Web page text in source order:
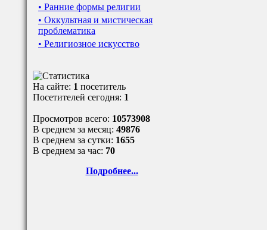
• Ранние формы религии
• Оккультная и мистическая
проблематика
• Религиозное искусство
На сайте: 1 посетитель
Посетителей сегодня: 1
Просмотров всего: 10573908
В среднем за месяц: 49876
В среднем за сутки: 1655
В среднем за час: 70
Подробнее...